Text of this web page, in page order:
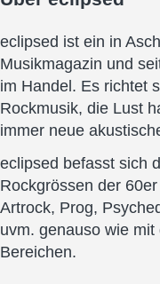
eclipsed ist ein in
Musikmagazin und
im Handel. Es richtet
Rockmusik, die Lust
immer neue
eclipsed befasst sich
Rockgrössen der
Artrock, Prog,
uvm. genauso wie
Bereichen.